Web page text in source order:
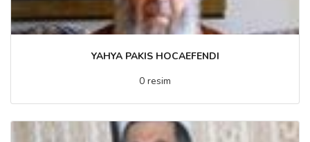
YAHYA PAKIS HOCAEFENDI
0 resim